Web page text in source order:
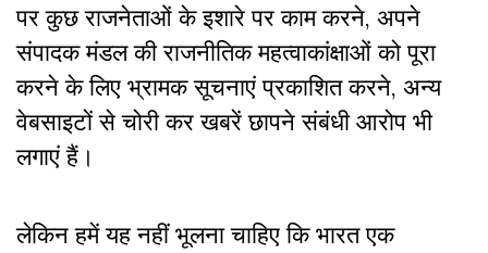
पर कुछ राजनेताओं के इशारे पर काम करने, अपने
संपादक मंडल की राजनीतिक महत्वाकांक्षाओं को पूरा
करने के लिए भ्रामक सूचनाएं प्रकाशित करने, अन्य
वेबसाइटों से चोरी कर खबरें छापने संबंधी आरोप भी
लगाएं हैं।
लेकिन हमें यह नहीं भूलना चाहिए कि भारत एक